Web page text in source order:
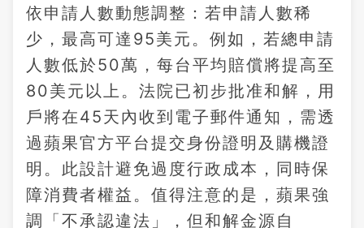
依申請人數動態調整：若申請人數稀
少，最高可達95美元。例如，若總申請
人數低於50萬，每台平均賠償將提高至
80美元以上。法院已初步批准和解，用
戶將在45天內收到電子郵件通知，需透
過蘋果官方平台提交身份證明及購機證
明。此設計避免過度行政成本，同時保
障消費者權益。值得注意的是，蘋果強
調「不承認違法」，但和解金源自